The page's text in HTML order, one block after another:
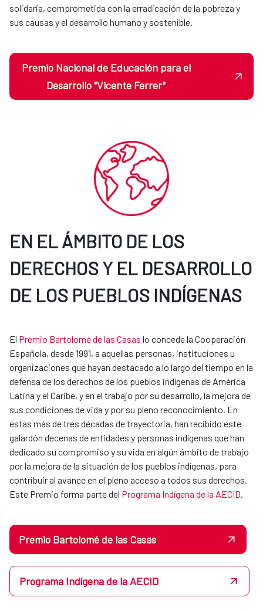
solidaria, comprometida con la erradicación de la pobreza y
sus causas y el desarrollo humano y sostenible.
Premio Nacional de Educación para el
Desarrollo "Vicente Ferrer"
EN EL ÁMBITO DE LOS
DERECHOS Y EL DESARROLLO
DE LOS PUEBLOS INDÍGENAS
El Premio Bartolomé de las Casas lo concede la Cooperación
Española, desde 1991, a aquellas personas, instituciones u
organizaciones que hayan destacado a lo largo del tiempo en la
defensa de los derechos de los pueblos indígenas de América
Latina y el Caribe, y en el trabajo por su desarrollo, la mejora de
sus condiciones de vida y por su pleno reconocimiento. En
estas más de tres décadas de trayectoria, han recibido este
galardón decenas de entidades y personas indígenas que han
dedicado su compromiso y su vida en algún ámbito de trabajo
por la mejora de la situación de los pueblos indígenas, para
contribuir al avance en el pleno acceso a todos sus derechos.
Este Premio forma parte del Programa Indígena de la AECID
Premio Bartolomé de las Casas
Programa Indígena de la AECID